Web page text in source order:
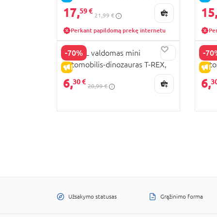
17,59 €
21,99 €
Perkant papildomą prekę internetu
15,
-70%
IŠPARDAVIMAS
REVELL valdomas mini
automobilis-dinozauras T-REX,
23562
6,30 €
20,99 €
-
6,
Užsakymo statusas Grąžinimo forma